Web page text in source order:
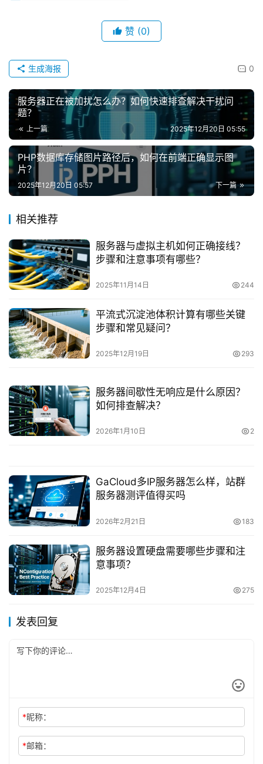
赞 (0)
0
生成海报
服务器正在被加扰怎么办？如何快速排查解决干扰问
题？
上一篇 2025年12月20日 05:55
PHP数据库存储图片路径后，如何在前端正确显示图
片？
下一篇
2025年12月20日 05:57
相关推荐
服务器与虚拟主机如何正确接线？
步骤和注意事项有哪些？
2025年11月14日 244
平流式沉淀池体积计算有哪些关键
步骤和常见疑问？
2025年12月19日 293
服务器间歇性无响应是什么原因？
如何排查解决？
2026年1月10日 2
GaCloud多IP服务器怎么样，站群
服务器测评值得买吗
2026年2月21日 183
服务器设置硬盘需要哪些步骤和注
意事项？
2025年12月4日 275
发表回复
*昵称：
*邮箱：